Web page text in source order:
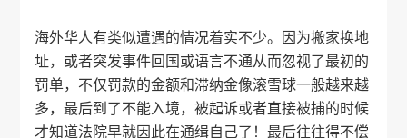
海外华人有类似遭遇的情况着实不少。因为搬家换地
址，或者突发事件回国或语言不通从而忽视了最初的
罚单，不仅罚款的金额和滞纳金像滚雪球一般越来越
多，最后到了不能入境，被起诉或者直接被捕的时候
才知道法院早就因此在通缉自己了！最后往往得不偿